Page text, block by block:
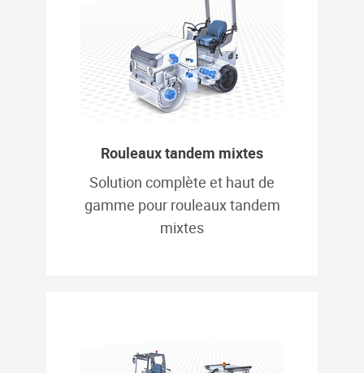
Rouleaux tandem mixtes
Solution complète et haut de
gamme pour rouleaux tandem
mixtes